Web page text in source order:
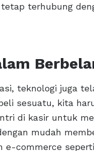
terhubung
teknologi juga
sesuatu, kita
di kasir untuk
mudah
commerce